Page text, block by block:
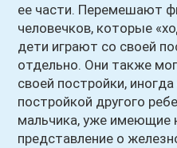
ее части. Перемешают
человечков, которые
дети играют со своей
отдельно. Они также
своей постройки,
постройкой другого
мальчика, уже имеющие
представление о